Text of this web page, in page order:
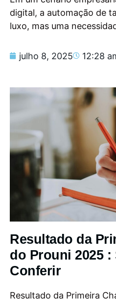
digital, a automação de
luxo, mas uma
julho 8, 2025 12:28
Resultado da
do Prouni 2025 :
Conferir
Resultado da Primeira